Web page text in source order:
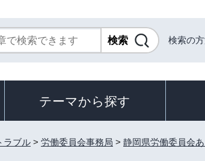
検索の
テーマから探す
ラブル > 労働委員会事務局 > 静岡県労働委員会